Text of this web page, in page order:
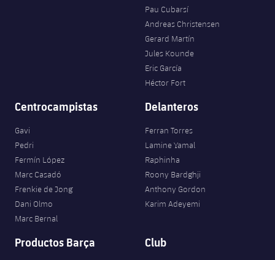
Pau Cubarsí
Andreas Christensen
Gerard Martín
Jules Kounde
Eric García
Héctor Fort
Centrocampistas
Gavi
Pedri
Fermín López
Marc Casadó
Frenkie de Jong
Dani Olmo
Marc Bernal
Delanteros
Ferran Torres
Lamine Yamal
Raphinha
Roony Bardghji
Anthony Gordon
Karim Adeyemi
Productos Barça Club